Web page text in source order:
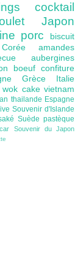
cocktail
Japon
porc
biscuit
Corée amandes
aubergines
boeuf confiture
Grèce Italie
wok cakevietnam
thailande Espagne
Souvenir d'Islande
Suède pastèque
Souvenir du Japon